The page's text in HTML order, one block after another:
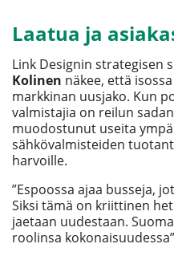
Laatua ja
Link Designin strategisen
Kolinen näkee, että
markkinan uusjako. Kun
valmistajia on reilun
muodostunut useita
sähkövalmisteiden
harvoille.
”Espoossa ajaa busseja,
Siksi tämä on kriittinen
jaetaan uudestaan.
roolinsa